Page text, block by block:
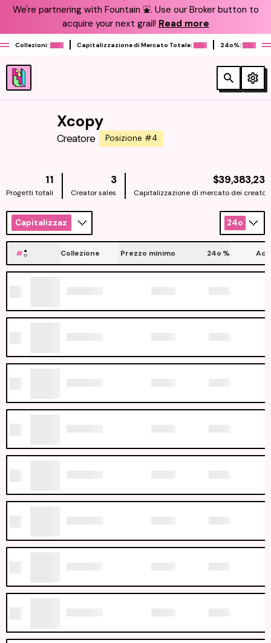
We're partnering with Fountain ⛲️. Use our Broker button to
acquire your next grail! Read more
Collezioni: Capitalizzazione di Mercato Totale: 24o%:
Xcopy
Creatore Posizione #4
11
Progetti totali
3
Creator sales
$39,383,235
Capitalizzazione di mercato dei creatori
Capitalizzazione 24o
# Collezione Prezzo minimo 24o %